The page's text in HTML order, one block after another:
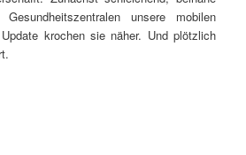
unsere mobilen
krochen sie näher. Und plötzlich